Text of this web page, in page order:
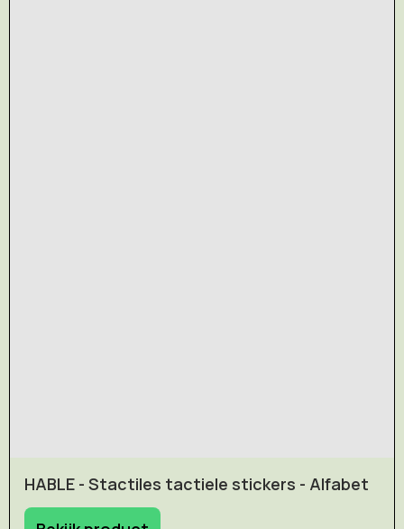
HABLE - Stactiles tactiele stickers - Alfabet